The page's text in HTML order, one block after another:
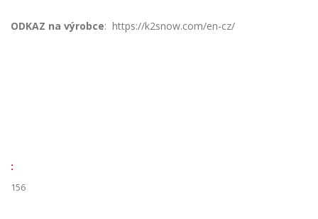
ODKAZ na výrobce: https://k2snow.com/en-cz/
:
156